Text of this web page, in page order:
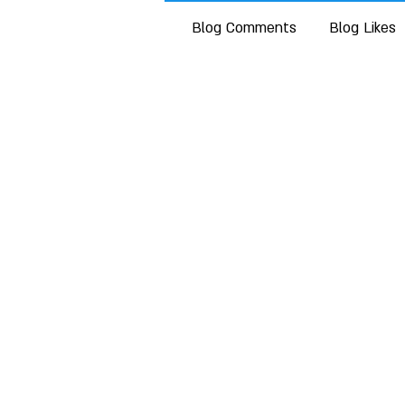
Blog Likes
Blog Comments